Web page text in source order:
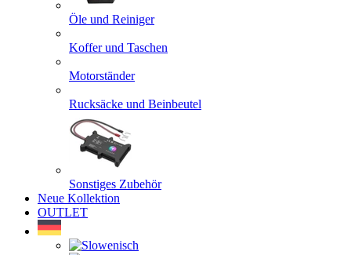
Öle und Reiniger
Koffer und Taschen
Motorständer
Rucksäcke und Beinbeutel
Sonstiges Zubehör
Neue Kollektion
OUTLET